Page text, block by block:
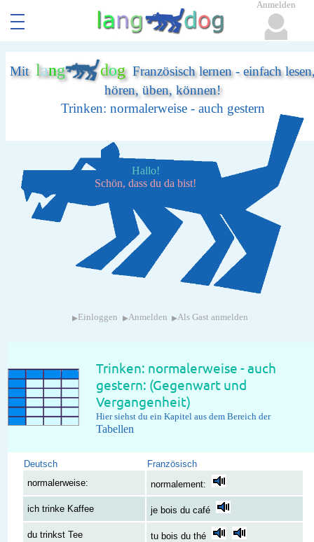
Mit lang dogFranzösisch lernen - einfach
hören, üben, können!
Trinken: normalerweise - auch gestern
Hallo!
Schön, dass du da bist!
▸ Einloggen ▸Anmelden ▸Als Gast anmelden
Trinken: normalerweise - auch
gestern: (Gegenwart und
Vergangenheit)
Hier siehst du ein Kapitel aus dem Bereich der
Tabellen
Deutsch
Französisch
normalerweise:
normalement:
ich trinke Kaffee je bois du café
du trinkst Tee tu bois du thé
Anmelden